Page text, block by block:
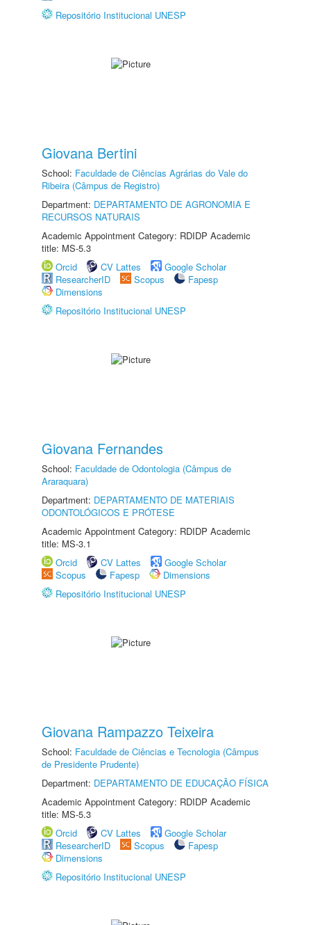
Repositório Institucional UNESP
Giovana Bertini
School: Faculdade de Ciências Agrárias do Vale do
Ribeira (Câmpus de Registro)
Department: DEPARTAMENTO DE AGRONOMIA E
RECURSOS NATURAIS
Academic Appointment Category: RDIDP Academic
title: MS-5.3
Orcid
CV Lattes
Google Scholar
ResearcherID
Scopus
Fapesp
Dimensions
Repositório Institucional UNESP
Giovana Fernandes
School: Faculdade de Odontologia (Câmpus de
Araraquara)
Department: DEPARTAMENTO DE MATERIAIS
ODONTOLÓGICOS E PRÓTESE
Academic Appointment Category: RDIDP Academic
title: MS-3.1
Orcid
CV Lattes
Google Scholar
Scopus
Fapesp
Dimensions
Repositório Institucional UNESP
Giovana Rampazzo Teixeira
School: Faculdade de Ciências e Tecnologia (Câmpus
de Presidente Prudente)
Department: DEPARTAMENTO DE EDUCAÇÃO FÍSICA
Academic Appointment Category: RDIDP Academic
title: MS-5.3
Orcid
CV Lattes
Google Scholar
ResearcherID
Scopus
Fapesp
Dimensions
Repositório Institucional UNESP